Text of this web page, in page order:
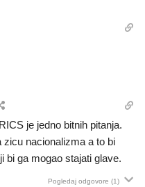
je jedno bitnih pitanja.
zicu nacionalizma a to bi
bi ga mogao stajati glave.
Pogledaj odgovore (1)